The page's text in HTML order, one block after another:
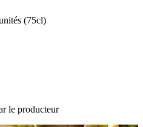
(75cl)
le producteur